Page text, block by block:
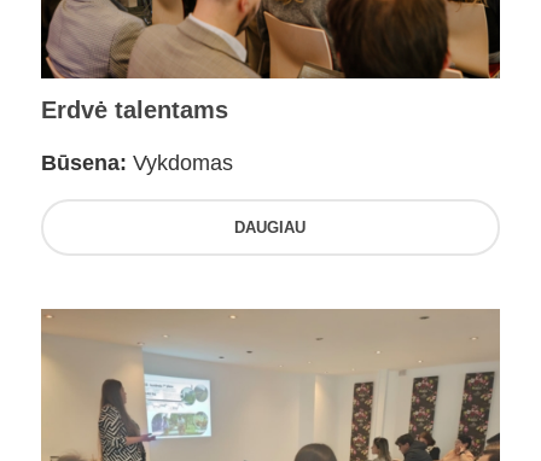
Erdvė talentams
Būsena: Vykdomas
DAUGIAU